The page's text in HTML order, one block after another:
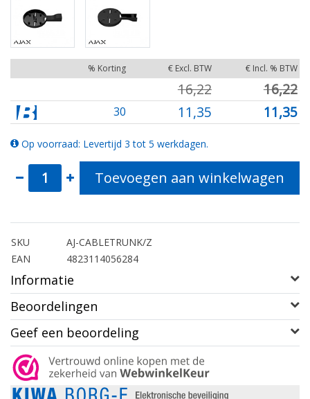
% Korting € Excl. BTW € Incl. % BTW
16,22 16,22
30 11,35 11,35
Op voorraad: Levertijd 3 tot 5 werkdagen.
Toevoegen aan winkelwagen
SKU
AJ-CABLETRUNK/Z
EAN
4823114056284
Informatie
Beoordelingen
Geef een beoordeling